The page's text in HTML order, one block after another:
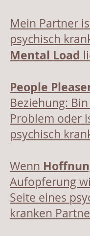
Mein Partner
psychisch
Mental Load
People
Beziehung:
Problem oder
psychisch
Wenn
Aufopferung
Seite eines
kranken